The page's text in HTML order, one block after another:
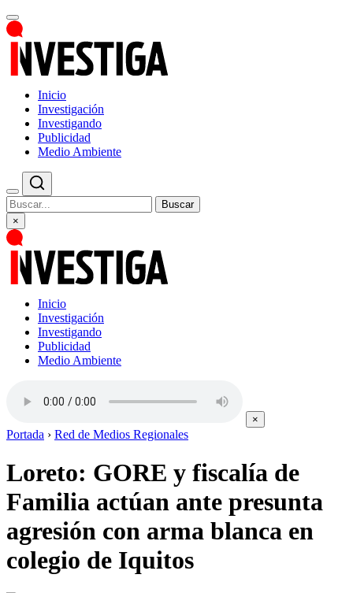
Inicio
Investigación
Investigando
Publicidad
Medio Ambiente
Buscar
×
Inicio
Investigación
Investigando
Publicidad
Medio Ambiente
×
Portada › Red de Medios Regionales
Loreto: GORE y fiscalía de
Familia actúan ante presunta
agresión con arma blanca en
colegio de Iquitos